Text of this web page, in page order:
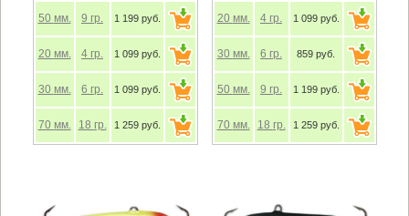
50 мм. 9 гр. 1 199 руб.
20 мм. 4 гр. 1 099 руб.
30 мм. 6 гр. 1 099 руб.
70 мм. 18 гр. 1 259 руб.
20 мм. 4 гр. 1 099 руб.
30 мм. 6 гр. 859 руб.
50 мм. 9 гр. 1 199 руб.
70 мм. 18 гр. 1 259 руб.